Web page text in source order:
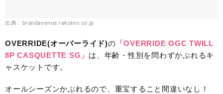
出典：brandavenue.rakuten.co.jp
OVERRIDE(オーバーライド)の 「OVERRIDE OGC TWILL
8P CASQUETTE SG」 は、年齢・性別を問わずかぶれるキ
ャスケットです。
オールシーズンかぶれるので、重宝すること間違いなし！